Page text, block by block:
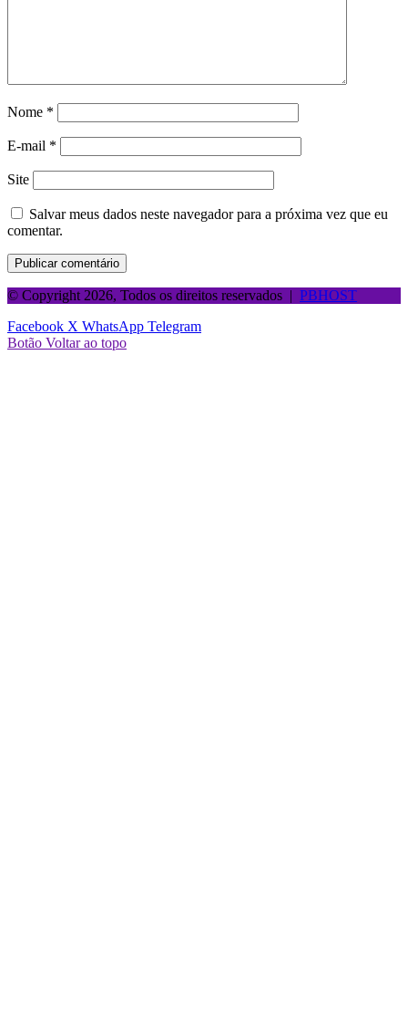
Nome *
E-mail *
Site
Salvar meus dados neste navegador para a próxima vez que eu
comentar.
© Copyright 2026, Todos os direitos reservados | PBHOST
Facebook X WhatsApp Telegram
Botão Voltar ao topo